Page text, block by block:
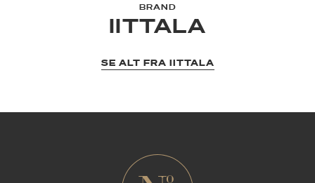
BRAND
IITTALA
SE ALT FRA IITTALA